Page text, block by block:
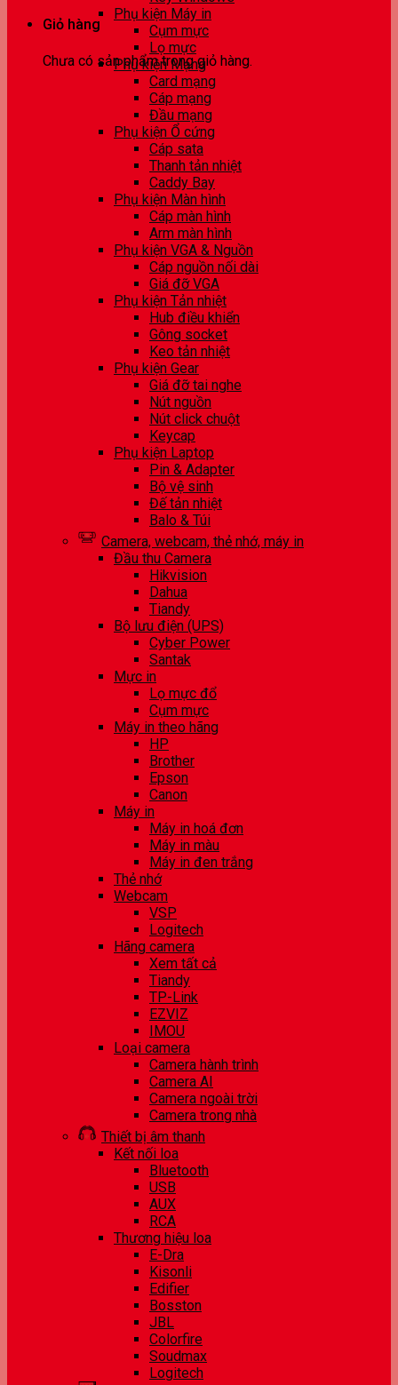
Giỏ hàng
Chưa có sản phẩm trong giỏ hàng.
Phụ kiện Máy in
Cụm mực
Lọ mực
Phụ kiện Mạng
Card mạng
Cáp mạng
Đầu mạng
Phụ kiện Ổ cứng
Cáp sata
Thanh tản nhiệt
Caddy Bay
Phụ kiện Màn hình
Cáp màn hình
Arm màn hình
Phụ kiện VGA & Nguồn
Cáp nguồn nối dài
Giá đỡ VGA
Phụ kiện Tản nhiệt
Hub điều khiển
Gông socket
Keo tản nhiệt
Phụ kiện Gear
Giá đỡ tai nghe
Nút nguồn
Nút click chuột
Keycap
Phụ kiện Laptop
Pin & Adapter
Bộ vệ sinh
Đế tản nhiệt
Balo & Túi
Camera, webcam, thẻ nhớ, máy in
Đầu thu Camera
Hikvision
Dahua
Tiandy
Bộ lưu điện (UPS)
Cyber Power
Santak
Mực in
Lọ mực đổ
Cụm mực
Máy in theo hãng
HP
Brother
Epson
Canon
Máy in
Máy in hoá đơn
Máy in màu
Máy in đen trắng
Thẻ nhớ
Webcam
VSP
Logitech
Hãng camera
Xem tất cả
Tiandy
TP-Link
EZVIZ
IMOU
Loại camera
Camera hành trình
Camera AI
Camera ngoài trời
Camera trong nhà
Thiết bị âm thanh
Kết nối loa
Bluetooth
USB
AUX
RCA
Thương hiệu loa
E-Dra
Kisonli
Edifier
Bosston
JBL
Colorfire
Soudmax
Logitech